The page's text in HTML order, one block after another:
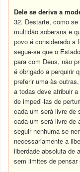
Dele se deriva a
32. Destarte, como
multidão soberana e
povo é considerado a
segue-se que o
para com Deus, não
é obrigado a perquirir
preferir uma às
a todas deve atribuir
de impedi-las de
cada um será livre de
cada um será livre de
seguir nenhuma se
necessariamente a
liberdade absoluta de
sem limites de